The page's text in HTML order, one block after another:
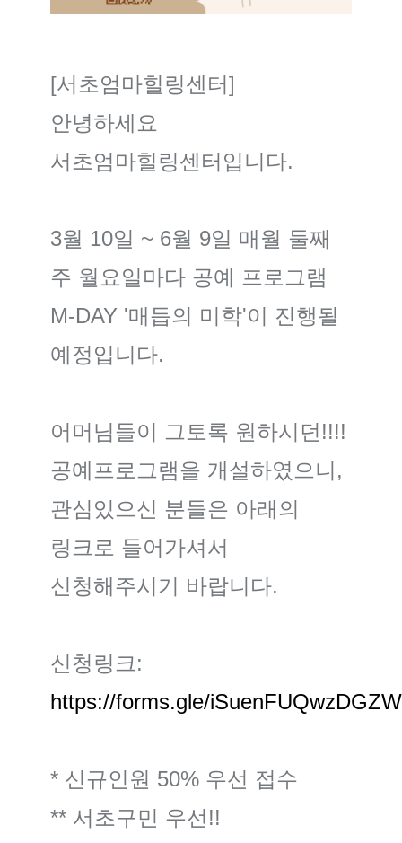
[서초엄마힐링센터]
안녕하세요
서초엄마힐링센터입니다.
3월 10일 ~ 6월 9일 매월 둘째
주 월요일마다 공예 프로그램
M-DAY '매듭의 미학'이 진행될
예정입니다.
어머님들이 그토록 원하시던!!!!
공예프로그램을 개설하였으니,
관심있으신 분들은 아래의
링크로 들어가셔서
신청해주시기 바랍니다.
신청링크:
https://forms.gle/
* 신규인원 50% 우선 접수
** 서초구민 우선!!